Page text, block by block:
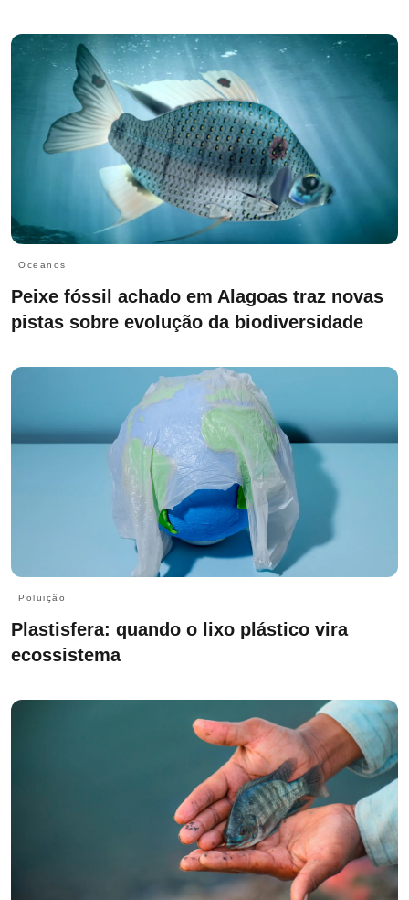
Oceanos
Peixe fóssil achado em Alagoas traz novas
pistas sobre evolução da biodiversidade
Poluição
Plastisfera: quando o lixo plástico vira
ecossistema